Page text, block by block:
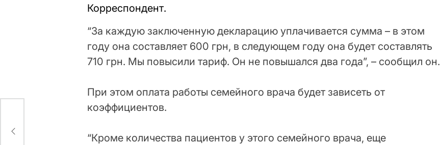
Корреспондент.
“За каждую заключенную декларацию уплачивается сумма – в этом
году она составляет 600 грн, в следующем году она будет составлять
710 грн. Мы повысили тариф. Он не повышался два года”, – сообщил он.
При этом оплата работы семейного врача будет зависеть от
коэффициентов.
“Кроме количества пациентов у этого семейного врача, еще